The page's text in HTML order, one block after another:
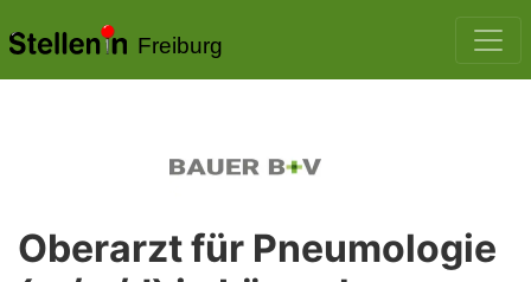
Freiburg
Oberarzt für Pneumologie